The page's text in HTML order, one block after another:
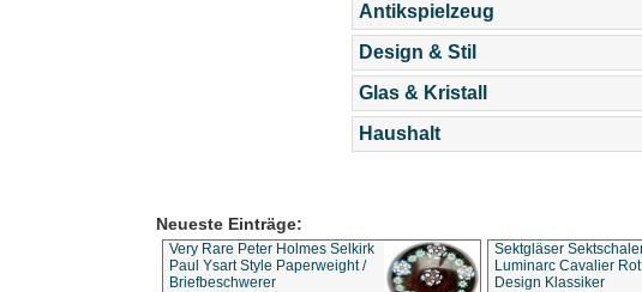
Antikspielzeug
Design & Stil
Glas & Kristall
Haushalt
Neueste Einträge:
Very Rare Peter Holmes Selkirk
Paul Ysart Style Paperweight /
Briefbeschwerer
Sektgläser
Luminarc Cavalier
Design Klassiker